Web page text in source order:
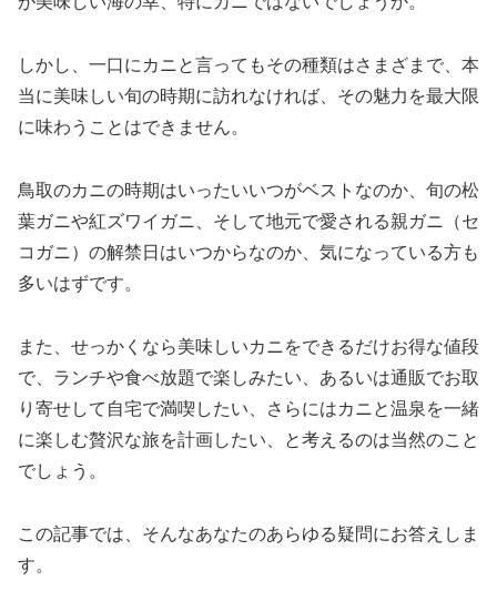
しかし、一口にカニと言ってもその種類はさまざまで、本
当に美味しい旬の時期に訪れなければ、その魅力を最大限
に味わうことはできません。
鳥取のカニの時期はいったいいつがベストなのか、旬の松
葉ガニや紅ズワイガニ、そして地元で愛される親ガニ（セ
コガニ）の解禁日はいつからなのか、気になっている方も
多いはずです。
また、せっかくなら美味しいカニをできるだけお得な値段
で、ランチや食べ放題で楽しみたい、あるいは通販でお取
り寄せして自宅で満喫したい、さらにはカニと温泉を一緒
に楽しむ贅沢な旅を計画したい、と考えるのは当然のこと
でしょう。
この記事では、そんなあなたのあらゆる疑問にお答えしま
す。